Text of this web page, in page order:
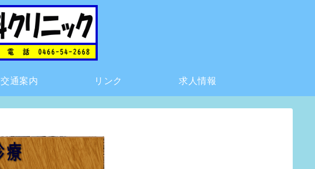
交通案内 リンク 求人情報